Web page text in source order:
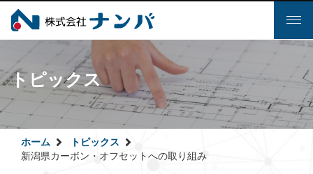
トピックス
ホーム
トピックス
新潟県カーボン・オフセットへの取り組み